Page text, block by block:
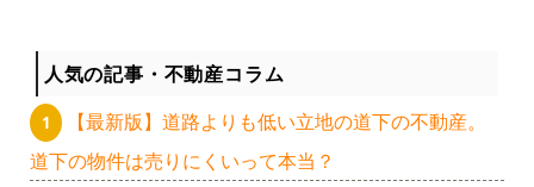
人気の記事・不動産コラム
【最新版】道路よりも低い立地の道下の不動産。
道下の物件は売りにくいって本当？